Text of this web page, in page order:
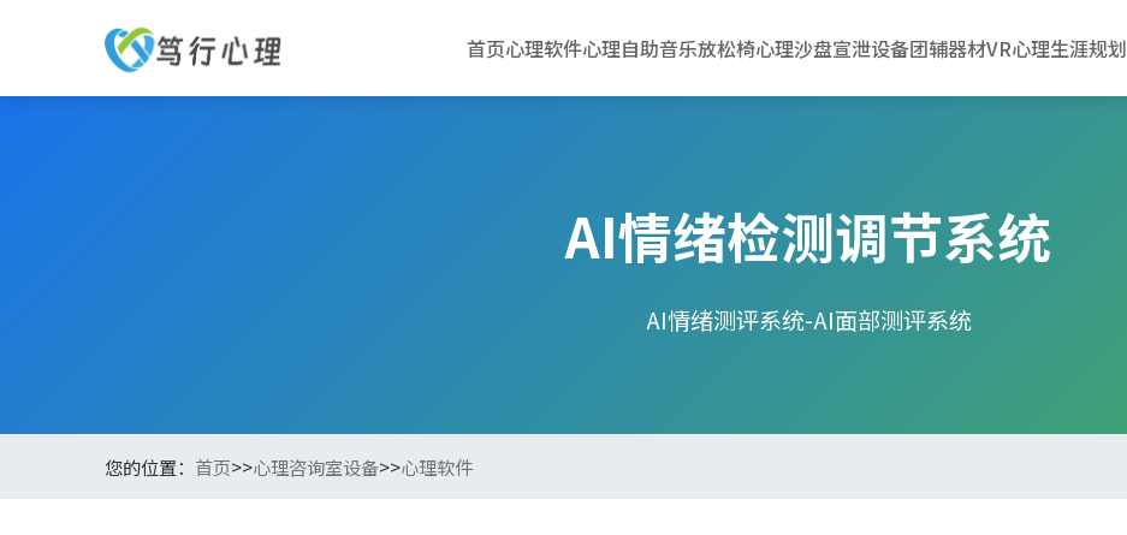
首页心理软件心理自助音乐放松椅心理沙盘宣泄设备团辅器材VR心理生涯规划
AI情绪检测调节系统
AI情绪测评系统-AI面部测评系统
您的位置： 首页>>心理咨询室设备>>心理软件